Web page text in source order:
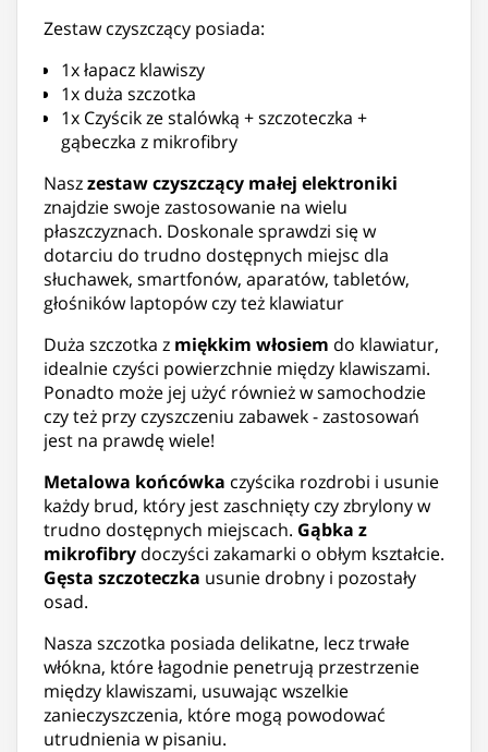
Zestaw czyszczący posiada:
1x łapacz klawiszy
1x duża szczotka
1x Czyścik ze stalówką + szczoteczka +
gąbeczka z mikrofibry
Naszzestaw czyszczący małej elektroniki
znajdzie swoje zastosowanie na wielu
płaszczyznach. Doskonale sprawdzi się w
dotarciu do trudno dostępnych miejsc dla
słuchawek, smartfonów, aparatów, tabletów,
głośników laptopów czy też klawiatur
Duża szczotka z miękkim włosiem do klawiatur,
idealnie czyści powierzchnie między klawiszami.
Ponadto może jej użyć również w samochodzie
czy też przy czyszczeniu zabawek - zastosowań
jest na prawdę wiele!
Metalowa końcówka czyścika rozdrobi i usunie
każdy brud, który jest zaschnięty czy zbrylony w
trudno dostępnych miejscach. Gąbka z
mikrofibry doczyści zakamarki o obłym kształcie.
Gęsta szczoteczka usunie drobny i pozostały
osad.
Nasza szczotka posiada delikatne, lecz trwałe
włókna, które łagodnie penetrują przestrzenie
między klawiszami, usuwając wszelkie
zanieczyszczenia, które mogą powodować
utrudnienia w pisaniu.